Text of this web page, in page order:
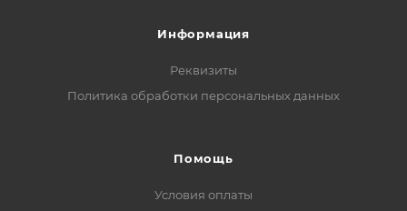
Информация
Реквизиты
Политика обработки персональных данных
Помощь
Условия оплаты